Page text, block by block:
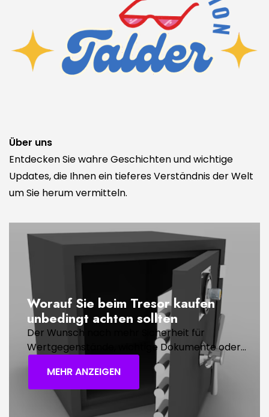
Über uns
Entdecken Sie wahre Geschichten und wichtige
Updates, die Ihnen ein tieferes Verständnis der Welt
um Sie herum vermitteln.
Worauf Sie beim Tresor kaufen
unbedingt achten sollten
Der Wunsch nach mehr Sicherheit für
Wertgegenstände, wichtige Dokumente oder...
MEHR ANZEIGEN